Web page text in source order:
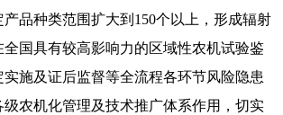
品种类范围扩大到150个以上，形成辐射
国具有较高影响力的区域性农机试验鉴
施及证后监督等全流程各环节风险隐患
农机化管理及技术推广体系作用，切实